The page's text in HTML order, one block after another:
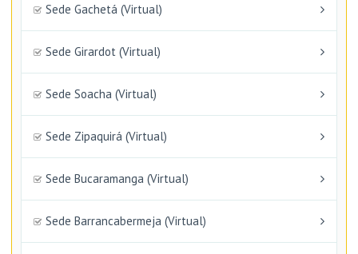
Sede Gachetá (Virtual)
Sede Girardot (Virtual)
Sede Soacha (Virtual)
Sede Zipaquirá (Virtual)
Sede Bucaramanga (Virtual)
Sede Barrancabermeja (Virtual)